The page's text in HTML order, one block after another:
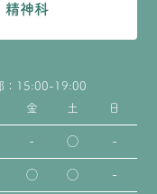
精神科
：15:00-19:00
金 土 日
- ◯ -
◯ ◯ -